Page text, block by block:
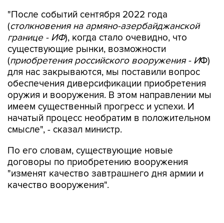
"После событий сентября 2022 года
(столкновения на армяно-азербайджанской
границе - ИФ), когда стало очевидно, что
существующие рынки, возможности
(приобретения российского вооружения - ИФ)
для нас закрываются, мы поставили вопрос
обеспечения диверсификации приобретения
оружия и вооружения. В этом направлении мы
имеем существенный прогресс и успехи. И
начатый процесс необратим в положительном
смысле", - сказал министр.
По его словам, существующие новые
договоры по приобретению вооружения
"изменят качество завтрашнего дня армии и
качество вооружения".